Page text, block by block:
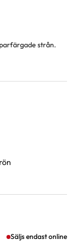
strån.
Säljs endast online